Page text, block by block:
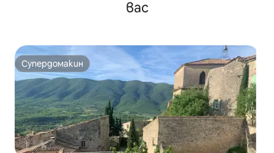
вас
Супердомакин
Супердомакин